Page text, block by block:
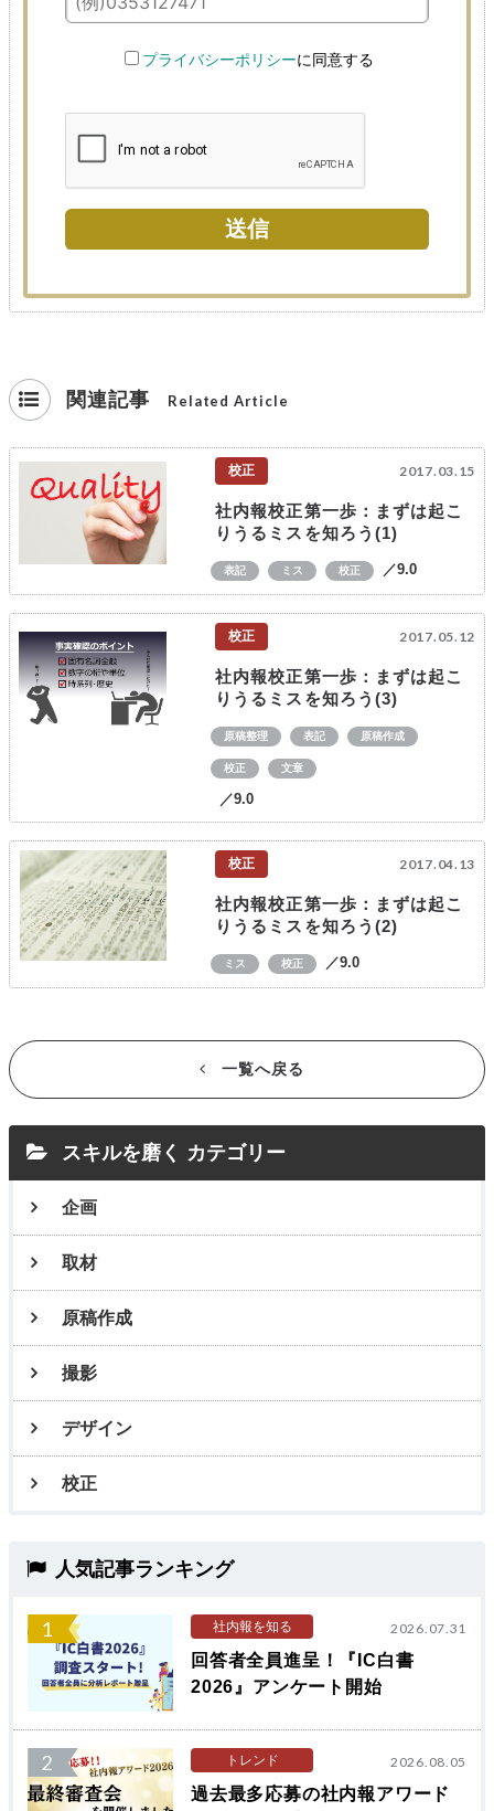
関連記事 Related Article
校正 2017.03.15
社内報校正第一歩：まずは起こ
りうるミスを知ろう(1)
表記 ミス 校正 ／9.0
校正 2017.05.12
社内報校正第一歩：まずは起こ
りうるミスを知ろう(3)
原稿整理 表記 原稿作成
校正 文章
／9.0
校正 2017.04.13
社内報校正第一歩：まずは起こ
りうるミスを知ろう(2)
ミス 校正 ／9.0
一覧へ戻る
スキルを磨く カテゴリー
企画
取材
原稿作成
撮影
デザイン
校正
人気記事ランキング
1 社内報を知る 2026.07.31
回答者全員進呈！『IC白書
2026』アンケート開始
2 トレンド 2026.08.05
過去最多応募の社内報アワード